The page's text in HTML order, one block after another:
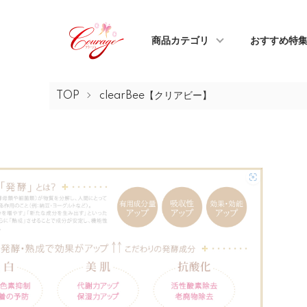
商品カテゴリ おすすめ特
TOP clearBee【クリアビー】